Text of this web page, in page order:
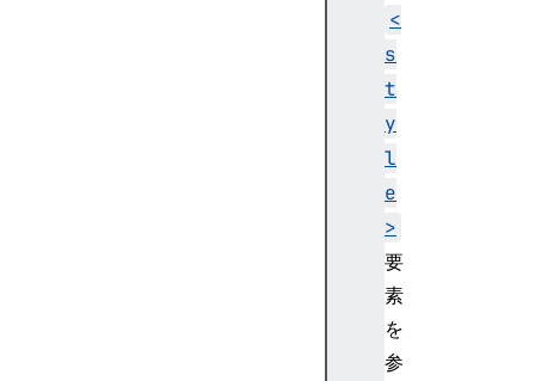
<
s
t
y
l
e
>
要
素
を
参